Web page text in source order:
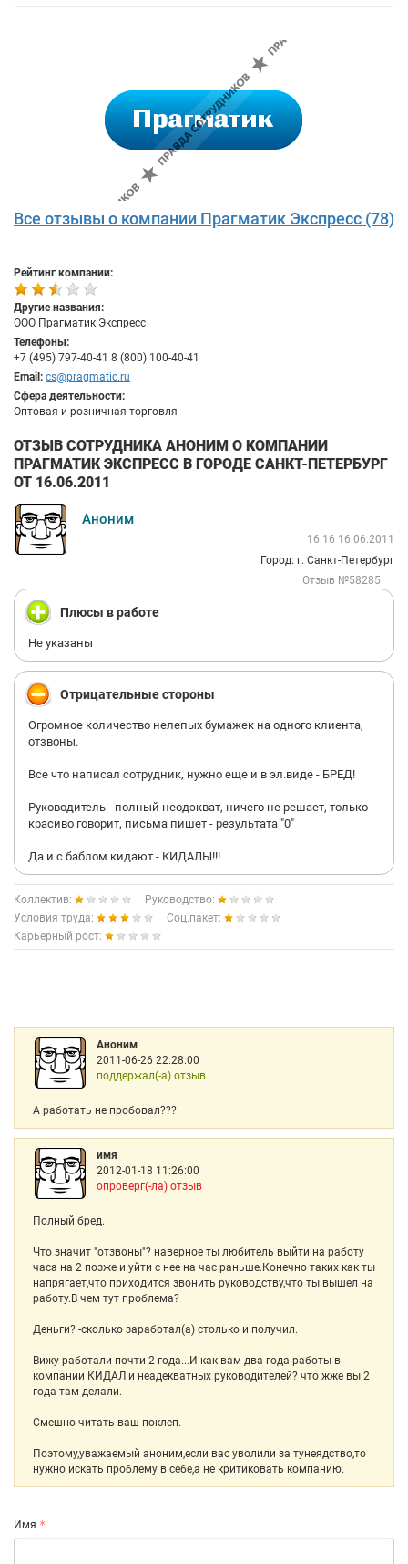
Все отзывы о компании Прагматик Экспресс (78)
Рейтинг компании:
Другие названия:
ООО Прагматик Экспресс
Телефоны:
+7 (495) 797-40-41 8 (800) 100-40-41
Email: cs@pragmatic.ru
Сфера деятельности:
Оптовая и розничная торговля
ОТЗЫВ СОТРУДНИКА АНОНИМ О КОМПАНИИ
ПРАГМАТИК ЭКСПРЕСС В ГОРОДЕ САНКТ-ПЕТЕРБУРГ
ОТ 16.06.2011
Аноним
16:16 16.06.2011
Город: г. Санкт-Петербург
Отзыв №58285
Плюсы в работе
Не указаны
Отрицательные стороны
Огромное количество нелепых бумажек на одного клиента,
отзвоны.
Все что написал сотрудник, нужно еще и в эл.виде - БРЕД!
Руководитель - полный неодэкват, ничего не решает, только
красиво говорит, письма пишет - результата "0"
Да и с баблом кидают - КИДАЛЫ!!!
Коллектив:
Руководство:
Условия труда:
Соц.пакет:
Карьерный рост:
Аноним
2011-06-26 22:28:00
поддержал(-а) отзыв
А работать не пробовал???
имя
2012-01-18 11:26:00
опроверг(-ла) отзыв
Полный бред.
Что значит "отзвоны"? наверное ты любитель выйти на работу
часа на 2 позже и уйти с нее на час раньше.Конечно таких как ты
напрягает,что приходится звонить руководству,что ты вышел на
работу.В чем тут проблема?
Деньги? -сколько заработал(а) столько и получил.
Вижу работали почти 2 года...И как вам два года работы в
компании КИДАЛ и неадекватных руководителей? что жже вы 2
года там делали.
Смешно читать ваш поклеп.
Поэтому,уважаемый аноним,если вас уволили за тунеядство,то
нужно искать проблему в себе,а не критиковать компанию.
Имя